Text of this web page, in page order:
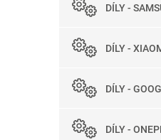
DÍLY -
DÍLY -
DÍLY -
DÍLY -